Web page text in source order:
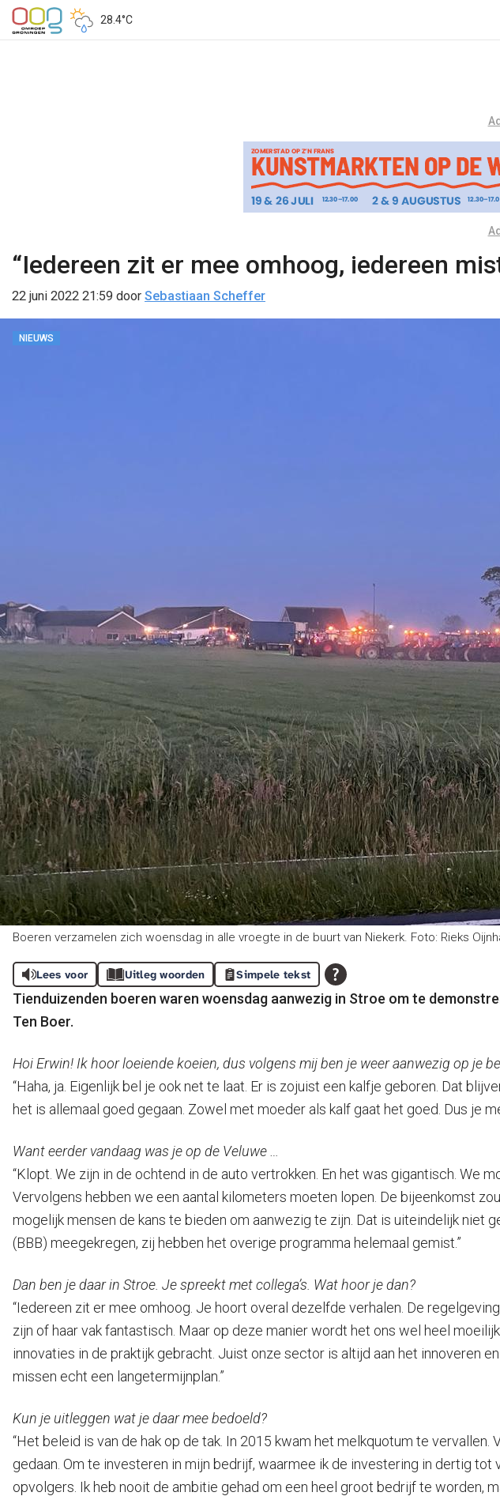
28.4°C
“Iedereen zit er mee omhoog, iedereen
22 juni 2022 21:59 door Sebastiaan Scheffer
NIEUWS
Boeren verzamelen zich woensdag in alle vroegte in de buurt van Niekerk. Foto: Rieks
Lees voor Uitleg woorden Simpele tekst
Tienduizenden boeren waren woensdag aanwezig in Stroe om te
Ten Boer.
Hoi Erwin! Ik hoor loeiende koeien, dus volgens mij ben je weer aanwezig op je
“Haha, ja. Eigenlijk bel je ook net te laat. Er is zojuist een kalfje geboren. Dat
het is allemaal goed gegaan. Zowel met moeder als kalf gaat het goed. Dus je
Want eerder vandaag was je op de Veluwe …
“Klopt. We zijn in de ochtend in de auto vertrokken. En het was gigantisch. We
Vervolgens hebben we een aantal kilometers moeten lopen. De bijeenkomst
mogelijk mensen de kans te bieden om aanwezig te zijn. Dat is uiteindelijk niet
(BBB) meegekregen, zij hebben het overige programma helemaal gemist.”
Dan ben je daar in Stroe. Je spreekt met collega’s. Wat hoor je dan?
“Iedereen zit er mee omhoog. Je hoort overal dezelfde verhalen. De
zijn of haar vak fantastisch. Maar op deze manier wordt het ons wel heel
innovaties in de praktijk gebracht. Juist onze sector is altijd aan het innoveren
missen echt een langetermijnplan.”
Kun je uitleggen wat je daar mee bedoeld?
“Het beleid is van de hak op de tak. In 2015 kwam het melkquotum te
gedaan. Om te investeren in mijn bedrijf, waarmee ik de investering in dertig
opvolgers. Ik heb nooit de ambitie gehad om een heel groot bedrijf te worden,